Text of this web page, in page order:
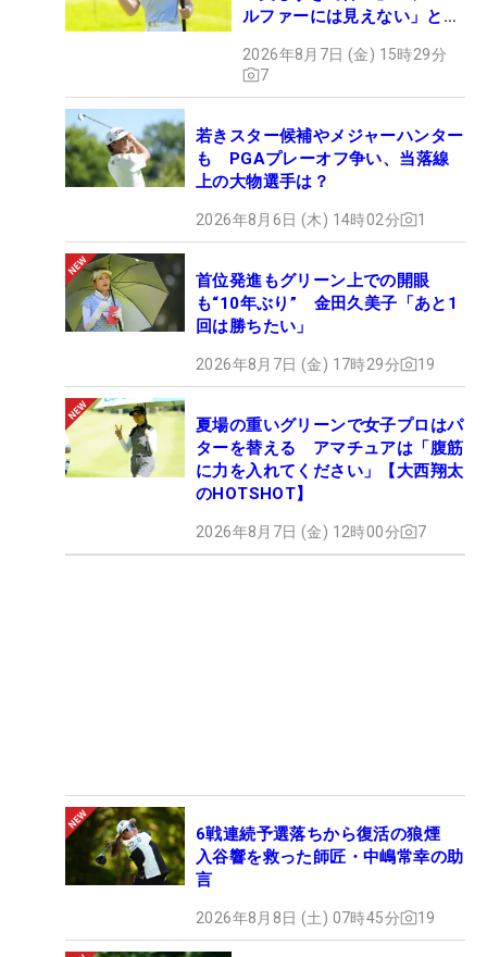
ルファーには見えない」とコ
2026年8月7日 (金) 15時29分
7
若きスター候補やメジャーハンター
も PGAプレーオフ争い、当落線
上の大物選手は？
2026年8月6日 (木) 14時02分 1
首位発進もグリーン上での開眼
も“10年ぶり” 金田久美子「あと1
回は勝ちたい」
2026年8月7日 (金) 17時29分 19
夏場の重いグリーンで女子プロはパ
ターを替える アマチュアは「腹筋
に力を入れてください」【大西翔太
のHOTSHOT】
2026年8月7日 (金) 12時00分 7
6戦連続予選落ちから復活の狼煙
入谷響を救った師匠・中嶋常幸の助
言
2026年8月8日 (土) 07時45分 19